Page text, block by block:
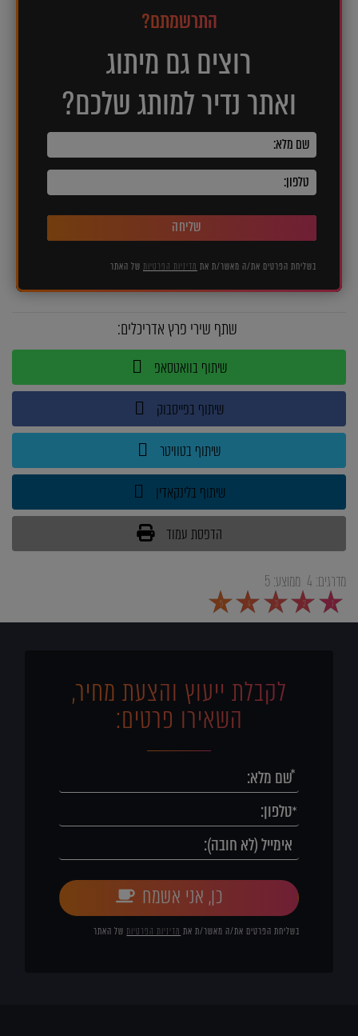
התרשמתם?
רוצים גם מיתוג
ואתר נדיר למותג שלכם?
שליחה
בשליחת הפרטים את/ה מאשר/ת את מדיניות הפרטיות של האתר
שתף שירי פרץ אדריכלים:
שיתוף בוואטסאפ
שיתוף בפייסבוק
שיתוף בטוויטר
שיתוף בלינקאדין
הדפסת עמוד
מדרגים: 4 ממוצע:5
1
2
3
4
5
לקבלת ייעוץ והצעת מחיר,
השאירו פרטים:
כן, אני אשמח
בשליחת הפרטים את/ה מאשר/ת את מדיניות הפרטיותשל האתר